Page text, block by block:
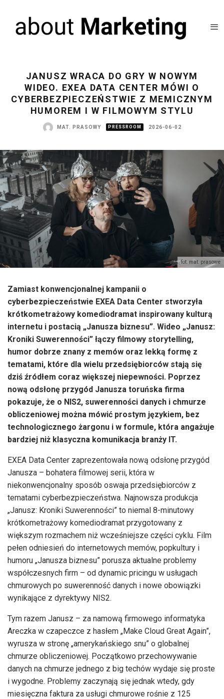
JANUSZ WRACA DO GRY W NOWYM
WIDEO. EXEA DATA CENTER MÓWI O
CYBERBEZPIECZEŃSTWIE Z MEMICZNYM
HUMOREM I W FILMOWYM STYLU
MAT. PRASOWY PRESSROOM 2026-06-02
fot. mat. prasowe
Zamiast konwencjonalnej kampanii o
cyberbezpieczeństwie EXEA Data Center stworzyła
krótkometrażowy komediodramat inspirowany kulturą
internetu i postacią „Janusza biznesu”. Wideo „Janusz:
Kroniki Suwerenności” łączy filmowy storytelling,
humor dobrze znany z memów oraz lekką formę z
tematami, które dla wielu przedsiębiorców stają się
dziś źródłem coraz większej niepewności. Poprzez
nową odsłonę przygód Janusza toruńska firma
pokazuje, że o NIS2, suwerenności danych i chmurze
obliczeniowej można mówić prostym językiem, bez
technologicznego żargonu i w formule, która angażuje
bardziej niż klasyczna komunikacja branży IT.
EXEA Data Center zaprezentowała nową odsłonę przygód
Janusza – bohatera filmowej serii, która w
niekonwencjonalny sposób oswaja przedsiębiorców z
tematami cyberbezpieczeństwa. Najnowsza produkcja
„Janusz: Kroniki Suwerenności” to niemal 8-minutowy
krótkometrażowy komediodramat przygotowany z
większym rozmachem niż wcześniejsze części cyklu. Film
pełen odniesień do internetowych memów, popkultury i
humoru „Janusza biznesu” porusza aktualne problemy
współczesnych firm – od dynamic pricingu w usługach
chmurowych po suwerenność danych i nowe obowiązki
wynikające z dyrektywy NIS2.
Tym razem Janusz – za namową firmowego informatyka
Areczka w czapeczce z hasłem „Make Cloud Great Again”,
wyrusza w stronę „amerykańskiego snu” o globalnej
chmurze obliczeniowej. Początkowo przechowywanie
danych na chmurze jednego z big techów wydaje się proste
i wygodne. Problemy zaczynają się jednak wtedy, gdy
miesięczna faktura za usługi chmurowe rośnie z 125